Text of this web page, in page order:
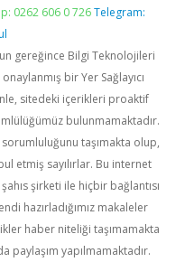
0262 606 0 726 Telegram:
gereğince Bilgi Teknolojileri
bir Yer Sağlayıcı
sitedeki içerikleri proaktif
bulunmamaktadır.
taşımakta olup,
etmiş sayılırlar. Bu internet
şirketi ile hiçbir bağlantısı
hazırladığımız makaleler
haber niteliği taşımamakta
paylaşım yapılmamaktadır.